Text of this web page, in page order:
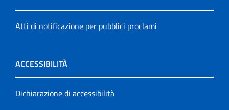
Atti di notificazione per pubblici proclami
ACCESSIBILITÀ
Dichiarazione di accessibilità